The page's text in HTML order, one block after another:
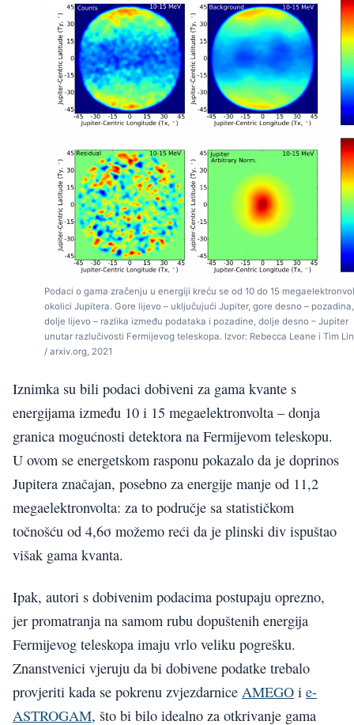
Podaci o gama zračenju u energiji kreću se od 10 do 15
okolici Jupitera. Gore lijevo – uključujući Jupiter, gore desno – pozadina,
dolje lijevo – razlika između podataka i pozadine, dolje desno – Jupiter
unutar razlučivosti Fermijevog teleskopa. Izvor: Rebecca Leane i Tim
/ arxiv.org, 2021
Iznimka su bili podaci dobiveni za gama kvante s
energijama između 10 i 15 megaelektronvolta – donja
granica mogućnosti detektora na Fermijevom teleskopu.
U ovom se energetskom rasponu pokazalo da je doprinos
Jupitera značajan, posebno za energije manje od 11,2
megaelektronvolta: za to područje sa statističkom
točnošću od 4,6σ možemo reći da je plinski div ispuštao
višak gama kvanta.
Ipak, autori s dobivenim podacima postupaju oprezno,
jer promatranja na samom rubu dopuštenih energija
Fermijevog teleskopa imaju vrlo veliku pogrešku.
Znanstvenici vjeruju da bi dobivene podatke trebalo
provjeriti kada se pokrenu zvjezdarnice AMEGO i e-
ASTROGAM, što bi bilo idealno za otkrivanje gama